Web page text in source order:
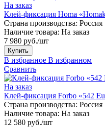
На заказ
Клей-фиксация Homa
Страна производства: Россия
Наличие товара: На заказ
7 980 руб./шт
Купить
В избранное В избранном
Сравнить
На заказ
Клей-фиксация Forbo «542
Страна производства: Россия
Наличие товара: На заказ
12 580 руб./шт